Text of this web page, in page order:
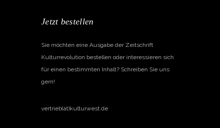
Jetzt bestellen
Sie möchten eine Ausgabe der Zeitschrift
Kulturrevolution bestellen oder interessieren sich
für einen bestimmten Inhalt? Schreiben Sie uns
gern!
vertrieb(at)kulturwest.de